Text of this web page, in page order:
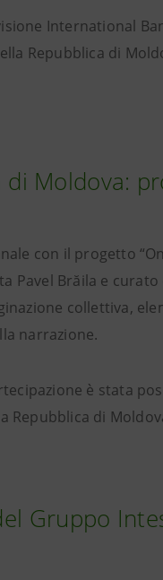
International
Repubblica di
Moldova:
con il progetto
Pavel Brăila e
collettiva,
narrazione.
è stata
Repubblica di
Gruppo